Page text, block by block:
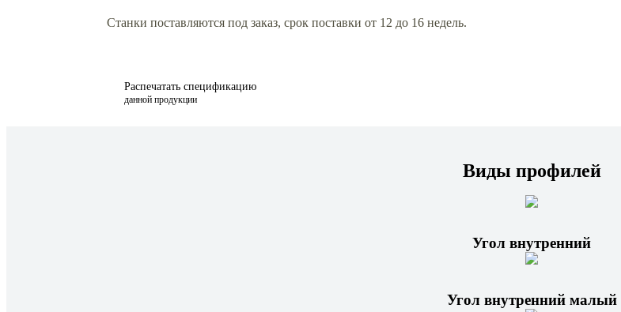
Станки поставляются под заказ, срок поставки от 12 до 16 недель.
Распечатать спецификацию
данной продукции
Виды профилей
Угол внутренний
Угол внутренний малый